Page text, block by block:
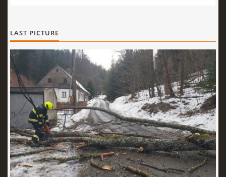
LAST PICTURE